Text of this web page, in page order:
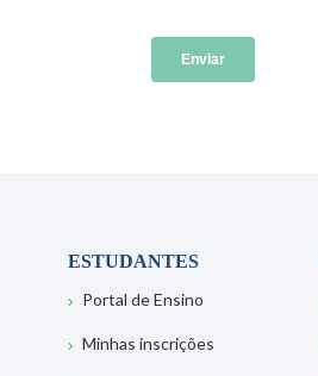
ESTUDANTES
Portal de Ensino
Minhas inscrições